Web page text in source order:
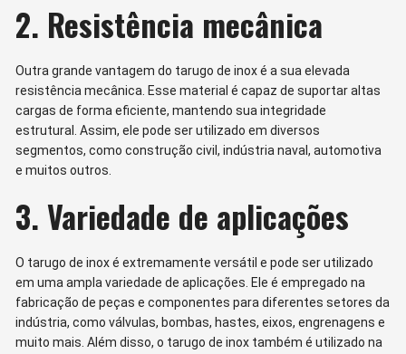
2. Resistência mecânica
Outra grande vantagem do tarugo de inox é a sua elevada
resistência mecânica. Esse material é capaz de suportar altas
cargas de forma eficiente, mantendo sua integridade
estrutural. Assim, ele pode ser utilizado em diversos
segmentos, como construção civil, indústria naval, automotiva
e muitos outros.
3. Variedade de aplicações
O tarugo de inox é extremamente versátil e pode ser utilizado
em uma ampla variedade de aplicações. Ele é empregado na
fabricação de peças e componentes para diferentes setores da
indústria, como válvulas, bombas, hastes, eixos, engrenagens e
muito mais. Além disso, o tarugo de inox também é utilizado na